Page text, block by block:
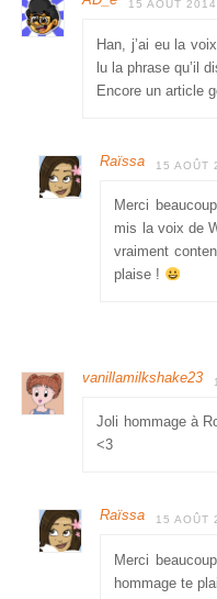
15 AOÛT
Han, j’ai eu la
lu la phrase qu’il
Encore un article
Raïssa 15 AOÛT
Merci
mis la voix de
vraiment
plaise !
vanillamilkshake23
Joli hommage à
<3
Raïssa 15 AOÛT
Merci
hommage te